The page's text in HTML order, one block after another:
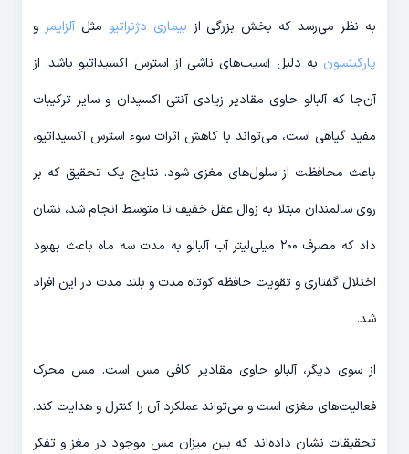
به نظر می‌رسد که بخش بزرگی از بیماری دژنراتیو مثلآلزایمر و
پارکینسون به دلیل آسیب‌های ناشی از استرس اکسیداتیو باشد. از
آن‌جا که آلبالو حاوی مقادیر زیادی آنتی اکسیدان و سایر ترکیبات
مفید گیاهی است، می‌تواند با کاهش اثرات سوء استرس اکسیداتیو،
باعث محافظت از سلول‌های مغزی شود. نتایج یک تحقیق که بر
روی سالمندان مبتلا به زوال عقل خفیف تا متوسط انجام شد، نشان
داد که مصرف ۲۰۰ میلی‌لیتر آب آلبالو به مدت سه ماه باعث بهبود
اختلال گفتاری و تقویت حافظه کوتاه مدت و بلند مدت در این افراد
شد.
از سوی دیگر، آلبالو حاوی مقادیر کافی مس است. مس محرک
فعالیت‌های مغزی است و می‌تواند عملکرد آن را کنترل و هدایت کند.
تحقیقات نشان داده‌اند که بین میزان مس موجود در مغز و تفکر